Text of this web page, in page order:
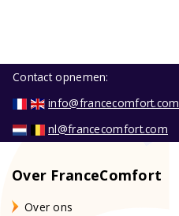
Contact opnemen:
info@francecomfort.com
nl@francecomfort.com
Over FranceComfort
Over ons